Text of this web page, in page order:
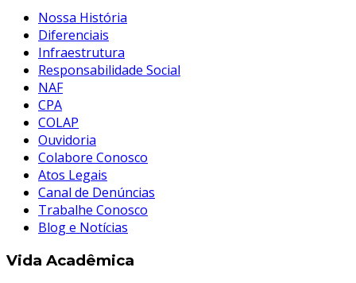
Nossa História
Diferenciais
Infraestrutura
Responsabilidade Social
NAF
CPA
COLAP
Ouvidoria
Colabore Conosco
Atos Legais
Canal de Denúncias
Trabalhe Conosco
Blog e Notícias
Vida Acadêmica